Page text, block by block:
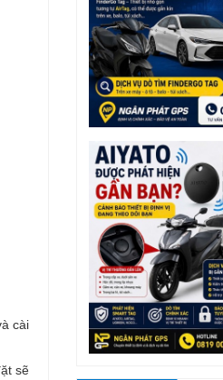
cài
sẽ